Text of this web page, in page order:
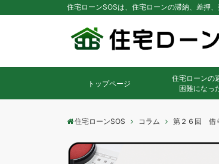
住宅ローンSOSは、住宅ローンの滞納、差押
トップページ
住宅ローンの
困難になっ
住宅ローンSOS コラム 第２６回 借